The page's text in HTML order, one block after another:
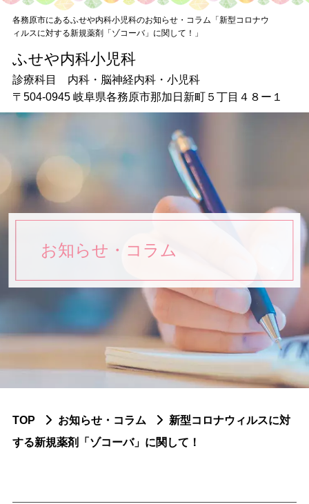
各務原市にあるふせや内科小児科のお知らせ・コラム「新型コロナウ
ィルスに対する新規薬剤「ゾコーバ」に関して！」
ふせや内科小児科
診療科目 内科・脳神経内科・小児科
〒504-0945 岐阜県各務原市那加日新町５丁目４８ー１
お知らせ・コラム
TOP お知らせ・コラム
新型コロナウィルスに対
する新規薬剤「ゾコーバ」に関して！
ふせや内科小児科
〒504-0945 岐阜県各務原市那加日新町５丁目４８ー１
診療時間 月・火・水・木
午前9：00～12：00 午後15：45～18：30
TOP
初めての方へ
ふせや内科小児科について
脳神経内科疾患
認知症
パーキンソン症候群
頭痛